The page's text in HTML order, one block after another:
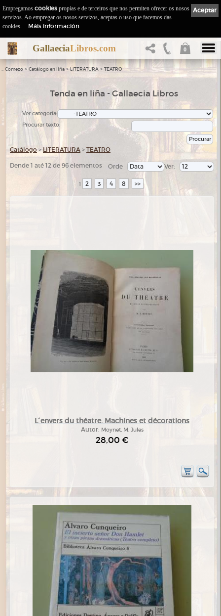
GallaeciaLibros.com 0
:: Comezo > Catálogo en liña > LITERATURA > TEATRO
Tenda en liña - Gallaecia Libros
Ver categoría:
Procurar texto:
Catálogo >LITERATURA > TEATRO
Dende 1 até 12 de 96 elementos Ver:
Orde
1 2 3 4 8 >>
L´envers du théatre. Machines et décorations
Autor: Moynet, M. Jules
28,00 €
Aceptar
Empregamos cookies propias e de terceiros que nos permiten ofrecer os nosos
servizos. Ao empregar os nosos servizos, aceptas o uso que facemos das
cookies.
Máis información